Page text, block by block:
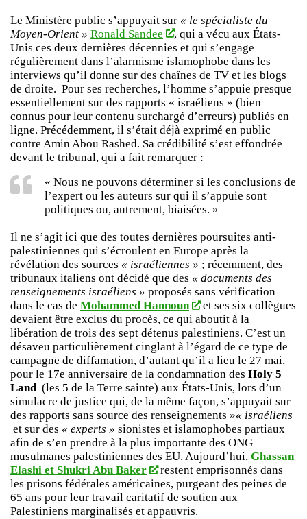
Le Ministère public s’appuyait sur « le spécialiste du
Moyen-Orient » Ronald Sandee
, qui a vécu aux États-
Unis ces deux dernières décennies et qui s’engage
régulièrement dans l’alarmisme islamophobe dans les
interviews qu’il donne sur des chaînes de TV et les blogs
de droite. Pour ses recherches, l’homme s’appuie presque
essentiellement sur des rapports « israéliens » (bien
connus pour leur contenu surchargé d’erreurs) publiés en
ligne. Précédemment, il s’était déjà exprimé en public
contre Amin Abou Rashed. Sa crédibilité s’est effondrée
devant le tribunal, qui a fait remarquer :
« Nous ne pouvons déterminer si les conclusions de
l’expert ou les auteurs sur qui il s’appuie sont
politiques ou, autrement, biaisées. »
Il ne s’agit ici que des toutes dernières poursuites anti-
palestiniennes qui s’écroulent en Europe après la
révélation des sources « israéliennes » ; récemment, des
tribunaux italiens ont décidé que des « documents des
renseignements israéliens » proposés sans vérification
dans le cas de Mohammed Hannoun
et ses six collègues
devaient être exclus du procès, ce qui aboutit à la
libération de trois des sept détenus palestiniens. C’est un
désaveu particulièrement cinglant à l’égard de ce type de
campagne de diffamation, d’autant qu’il a lieu le 27 mai,
pour le 17e anniversaire de la condamnation des Holy 5
Land (les 5 de la Terre sainte) aux États-Unis, lors d’un
simulacre de justice qui, de la même façon, s’appuyait sur
des rapports sans source des renseignements »« israéliens
et sur des « experts » sionistes et islamophobes partiaux
afin de s’en prendre à la plus importante des ONG
musulmanes palestiniennes des EU. Aujourd’hui, Ghassan
Elashi et Shukri Abu Baker
restent emprisonnés dans
les prisons fédérales américaines, purgeant des peines de
65 ans pour leur travail caritatif de soutien aux
Palestiniens marginalisés et appauvris.